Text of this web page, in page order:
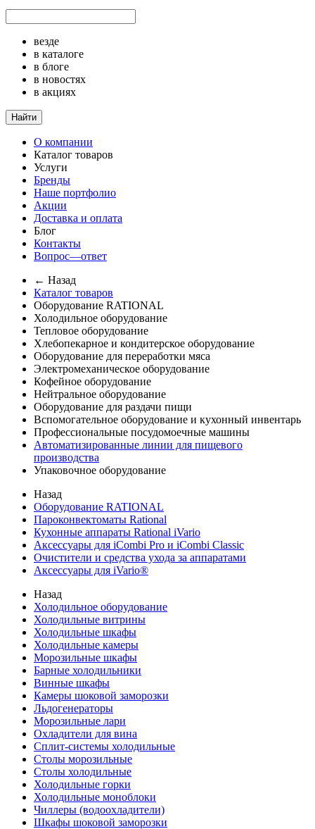
везде
в каталоге
в блоге
в новостях
в акциях
Найти
О компании
Каталог товаров
Услуги
Бренды
Наше портфолио
Акции
Доставка и оплата
Блог
Контакты
Вопрос—ответ
← Назад
Каталог товаров
Оборудование RATIONAL
Холодильное оборудование
Тепловое оборудование
Хлебопекарное и кондитерское оборудование
Оборудование для переработки мяса
Электромеханическое оборудование
Кофейное оборудование
Нейтральное оборудование
Оборудование для раздачи пищи
Вспомогательное оборудование и кухонный инвентарь
Профессиональные посудомоечные машины
Автоматизированные линии для пищевого
производства
Упаковочное оборудование
Назад
Оборудование RATIONAL
Пароконвектоматы Rational
Кухонные аппараты Rational iVario
Аксессуары для iCombi Pro и iCombi Classic
Очистители и средства ухода за аппаратами
Аксессуары для iVario®
Назад
Холодильное оборудование
Холодильные витрины
Холодильные шкафы
Холодильные камеры
Морозильные шкафы
Барные холодильники
Винные шкафы
Камеры шоковой заморозки
Льдогенераторы
Морозильные лари
Охладители для вина
Сплит-системы холодильные
Столы морозильные
Столы холодильные
Холодильные горки
Холодильные моноблоки
Чиллеры (водоохладители)
Шкафы шоковой заморозки